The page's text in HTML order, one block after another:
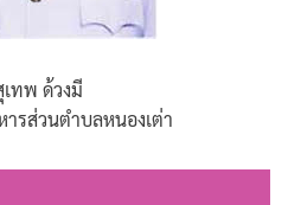
ทพ ด้วงมี
รส่วนตำบลหนองเต่า